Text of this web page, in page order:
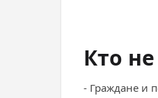
Кто
- Граждане и